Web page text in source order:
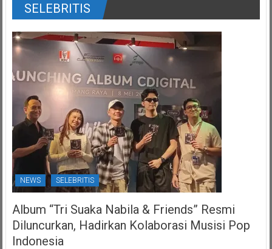
SELEBRITIS
NEWS SELEBRITIS
Album “Tri Suaka Nabila & Friends” Resmi
Diluncurkan, Hadirkan Kolaborasi Musisi Pop
Indonesia